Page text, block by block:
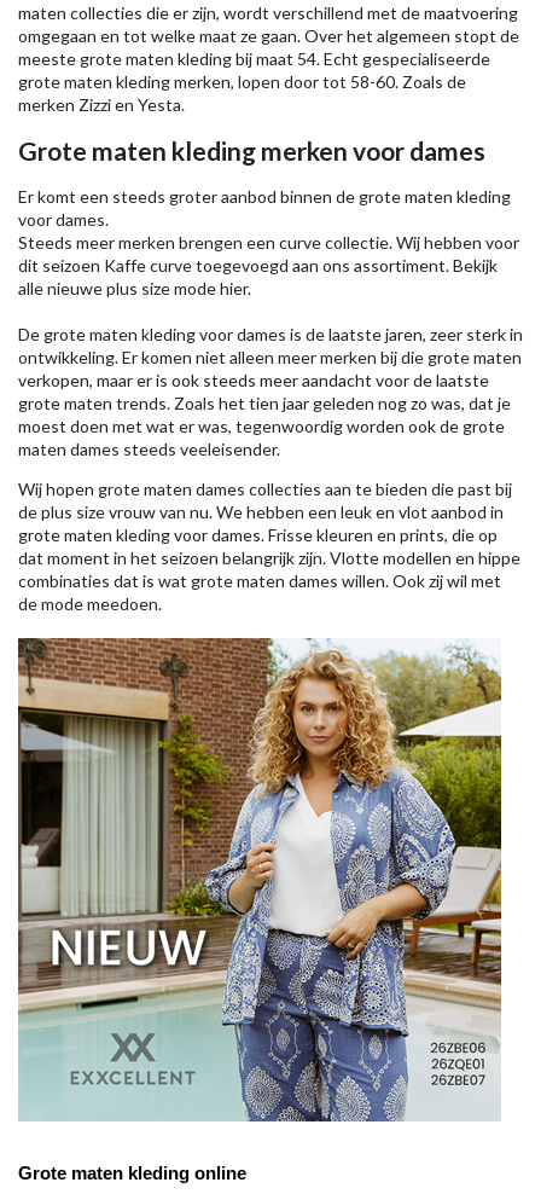
maten collecties die er zijn, wordt verschillend met de maatvoering
omgegaan en tot welke maat ze gaan. Over het algemeen stopt de
meeste grote maten kleding bij maat 54. Echt gespecialiseerde
grote maten kleding merken, lopen door tot 58-60. Zoals de
merken Zizzien Yesta.
Grote maten kleding merken voor dames
Er komt een steeds groter aanbod binnen de grote maten kleding
voor dames.
Steeds meer merken brengen een curve collectie. Wij hebben voor
dit seizoen Kaffecurve toegevoegd aan ons assortiment. Bekijk
alle nieuweplus size modehier.
De grote maten kleding voor dames is de laatste jaren, zeer sterk in
ontwikkeling. Er komen niet alleen meer merken bij die grote maten
verkopen, maar er is ook steeds meer aandacht voor de laatste
grote maten trends. Zoals het tien jaar geleden nog zo was, dat je
moest doen met wat er was, tegenwoordig worden ook de grote
maten dames steeds veeleisender.
Wij hopen grote maten dames collecties aan te bieden die past bij
de plus size vrouw van nu. We hebben een leuk en vlot aanbod in
grote maten kleding voor dames. Frisse kleuren en prints, die op
dat moment in het seizoen belangrijk zijn. Vlotte modellen en hippe
combinaties dat is wat grote maten dames willen. Ook zij wil met
de mode meedoen.
Grote maten kleding online